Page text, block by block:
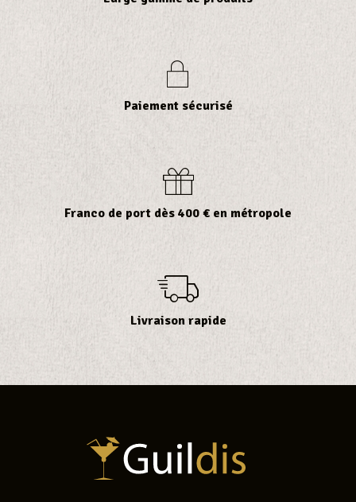
Paiement sécurisé
Franco de port dès 400 € en métropole
Livraison rapide